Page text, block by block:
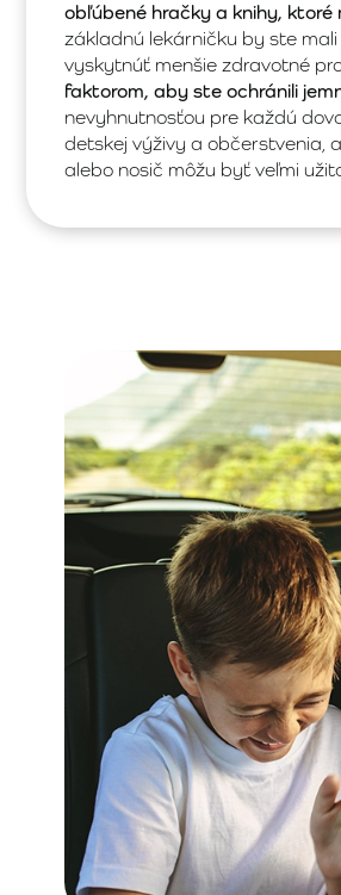
obľúbené hračky a knihy,
základnú lekárničku by ste
vyskytnúť menšie zdravotné
faktorom, aby ste ochránili
nevyhnutnosťou pre každú
detskej výživy a občerstvenia,
alebo nosič môžu byť veľmi